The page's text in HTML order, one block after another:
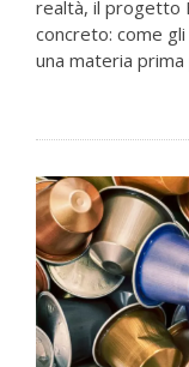
realtà, il progetto
concreto: come
una materia prima